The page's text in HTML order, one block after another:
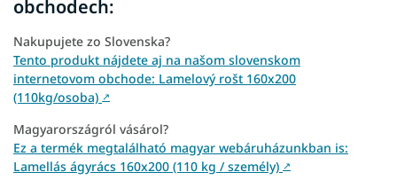
obchodech:
Nakupujete zo Slovenska?
Tento produkt nájdete aj na našom slovenskom
internetovom obchode: Lamelový rošt 160x200
(110kg/osoba) ↗
Magyarországról vásárol?
Ez a termék megtalálható magyar webáruházunkban is:
Lamellás ágyrács 160x200 (110 kg / személy) ↗